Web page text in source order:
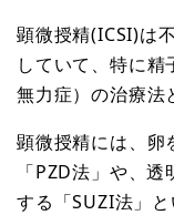
顕微授精(ICSI)は
していて、特に
無力症）の治療法
顕微授精には、卵
「PZD法」や、
する「SUZI法」